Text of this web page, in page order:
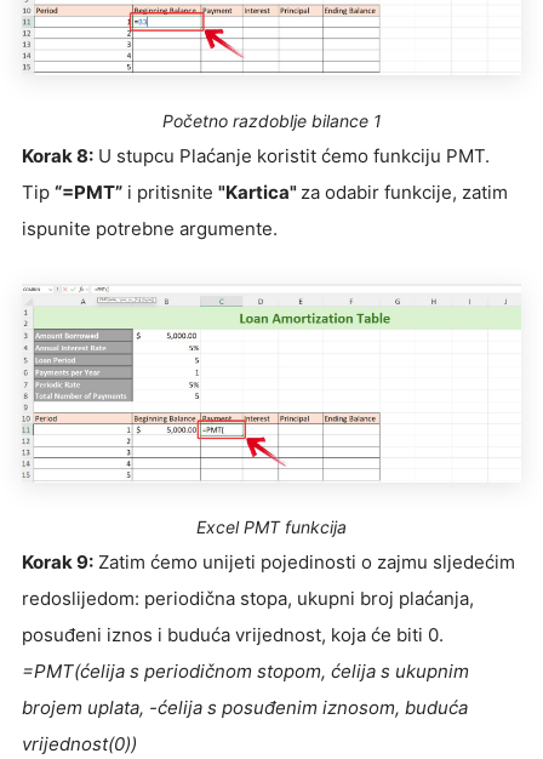
Početno razdoblje bilance 1
Korak 8: U stupcu Plaćanje koristit ćemo funkciju PMT.
Tip “=PMT” i pritisnite "Kartica" za odabir funkcije, zatim
ispunite potrebne argumente.
Excel PMT funkcija
Korak 9: Zatim ćemo unijeti pojedinosti o zajmu sljedećim
redoslijedom: periodična stopa, ukupni broj plaćanja,
posuđeni iznos i buduća vrijednost, koja će biti 0.
=PMT(ćelija s periodičnom stopom, ćelija s ukupnim
brojem uplata, -ćelija s posuđenim iznosom, buduća
vrijednost(0))